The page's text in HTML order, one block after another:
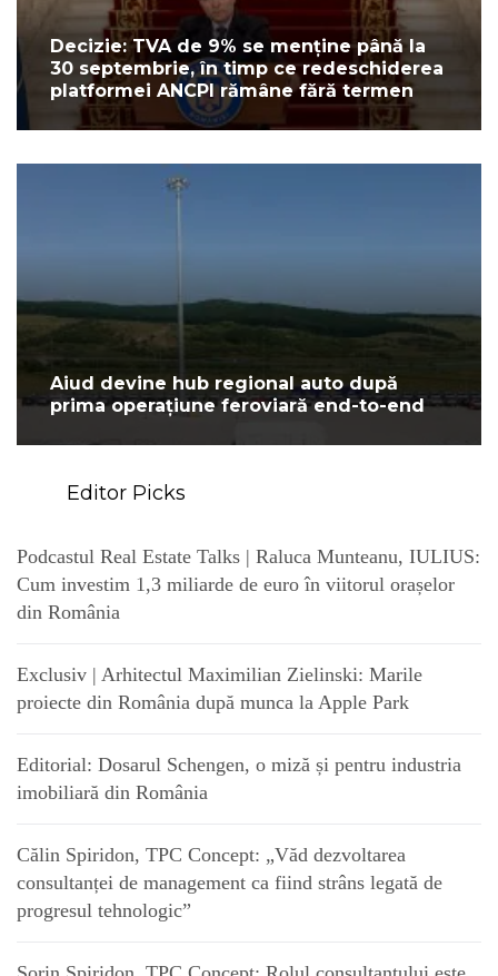
Decizie: TVA de 9% se menține până la
30 septembrie, în timp ce redeschiderea
platformei ANCPI rămâne fără termen
Aiud devine hub regional auto după
prima operațiune feroviară end-to-end
Editor Picks
Podcastul Real Estate Talks | Raluca Munteanu, IULIUS:
Cum investim 1,3 miliarde de euro în viitorul orașelor
din România
Exclusiv | Arhitectul Maximilian Zielinski: Marile
proiecte din România după munca la Apple Park
Editorial: Dosarul Schengen, o miză și pentru industria
imobiliară din România
Călin Spiridon, TPC Concept: „Văd dezvoltarea
consultanței de management ca fiind strâns legată de
progresul tehnologic”